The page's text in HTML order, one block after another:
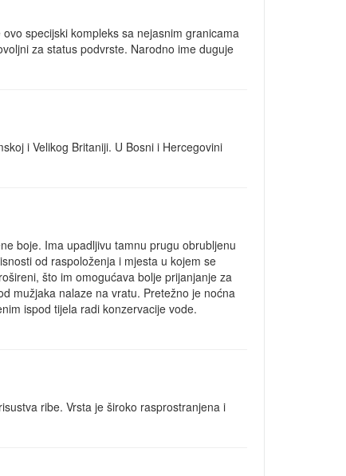
specijski kompleks sa nejasnim granicama
za status podvrste. Narodno ime duguje
i Velikog Britaniji. U Bosni i Hercegovini
boje. Ima upadljivu tamnu prugu obrubljenu
od raspoloženja i mjesta u kojem se
što im omogućava bolje prijanjanje za
mužjaka nalaze na vratu. Pretežno je noćna
ispod tijela radi konzervacije vode.
ribe. Vrsta je široko rasprostranjena i